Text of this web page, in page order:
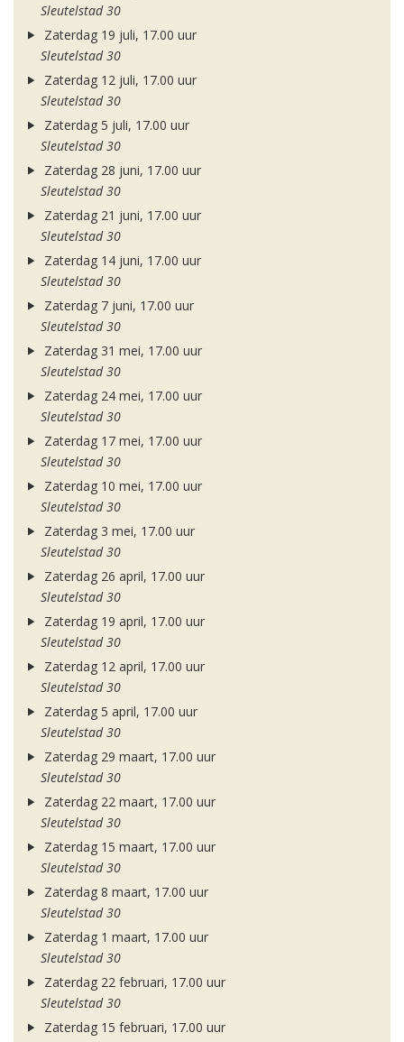
Sleutelstad 30
Zaterdag 19 juli, 17.00 uur
Sleutelstad 30
Zaterdag 12 juli, 17.00 uur
Sleutelstad 30
Zaterdag 5 juli, 17.00 uur
Sleutelstad 30
Zaterdag 28 juni, 17.00 uur
Sleutelstad 30
Zaterdag 21 juni, 17.00 uur
Sleutelstad 30
Zaterdag 14 juni, 17.00 uur
Sleutelstad 30
Zaterdag 7 juni, 17.00 uur
Sleutelstad 30
Zaterdag 31 mei, 17.00 uur
Sleutelstad 30
Zaterdag 24 mei, 17.00 uur
Sleutelstad 30
Zaterdag 17 mei, 17.00 uur
Sleutelstad 30
Zaterdag 10 mei, 17.00 uur
Sleutelstad 30
Zaterdag 3 mei, 17.00 uur
Sleutelstad 30
Zaterdag 26 april, 17.00 uur
Sleutelstad 30
Zaterdag 19 april, 17.00 uur
Sleutelstad 30
Zaterdag 12 april, 17.00 uur
Sleutelstad 30
Zaterdag 5 april, 17.00 uur
Sleutelstad 30
Zaterdag 29 maart, 17.00 uur
Sleutelstad 30
Zaterdag 22 maart, 17.00 uur
Sleutelstad 30
Zaterdag 15 maart, 17.00 uur
Sleutelstad 30
Zaterdag 8 maart, 17.00 uur
Sleutelstad 30
Zaterdag 1 maart, 17.00 uur
Sleutelstad 30
Zaterdag 22 februari, 17.00 uur
Sleutelstad 30
Zaterdag 15 februari, 17.00 uur